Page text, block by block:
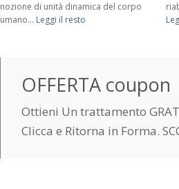
nozione di unità dinamica del corpo
umano... Leggi il resto
OFFERTA coupon
Ottieni Un trattamento
Clicca e Ritorna in Forma.